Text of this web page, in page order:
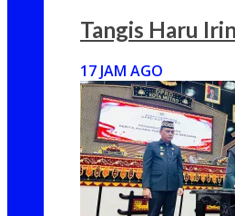
Tangis Haru
17 JAM AGO